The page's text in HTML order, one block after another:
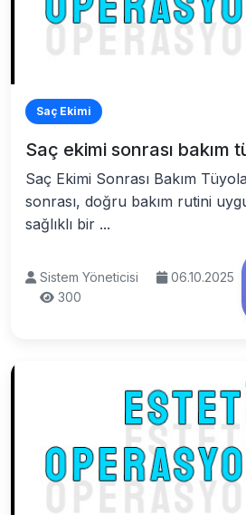
Saç Ekimi
Saç ekimi sonrası bakım
Saç Ekimi Sonrası Bakım
sonrası, doğru bakım rutini
sağlıklı bir ...
Sistem Yöneticisi
06.10.2025
300